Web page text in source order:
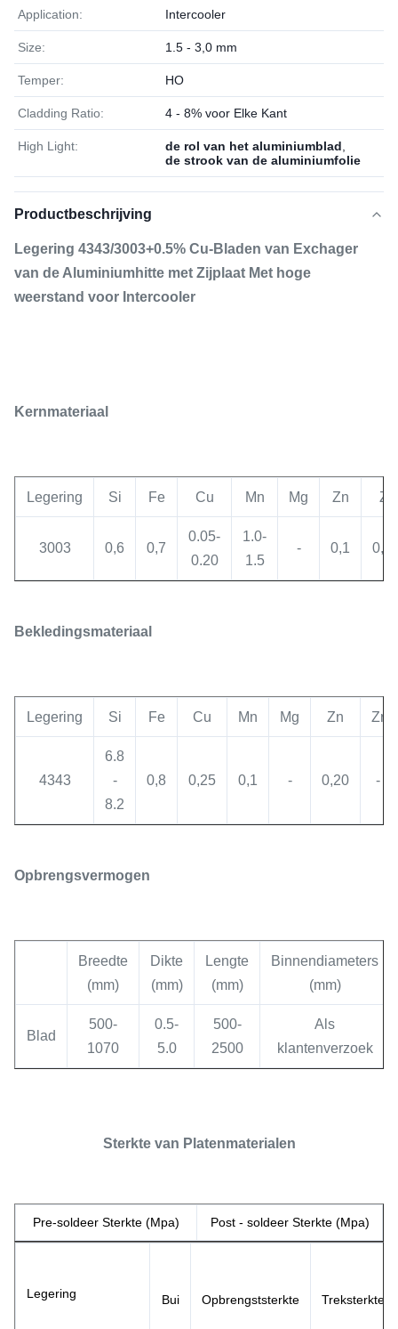
Application: Intercooler
Size: 1.5 - 3,0 mm
Temper: HO
Cladding Ratio: 4 - 8% voor Elke Kant
High Light: de rol van het aluminiumblad
de strook van de aluminiumfolie
Productbeschrijving
Legering 4343/3003+0.5% Cu-Bladen van Exchager
van de Aluminiumhitte met Zijplaat Met hoge
weerstand voor Intercooler
Kernmateriaal
Legering Si Fe Cu Mn Mg Zn Zr
3003 0,6 0,7
0.05-
0.20
1.0-
1.5
- 0,1
Bekledingsmateriaal
Legering Si Fe Cu Mn Mg Zn Zr
4343
6.8
-
8.2
0,8 0,25 0,1 - 0,20 -
Opbrengsvermogen
Breedte
(mm)
Dikte
(mm)
Lengte
(mm)
Binnendiameters
(mm)
Blad
500-
1070
0.5-
5.0
500-
2500
Als
klantenverzoek
Sterkte van Platenmaterialen
Pre-soldeer Sterkte (Mpa) Post - soldeer Sterkte (Mpa)
Legering Bui Opbrengststerkte Treksterkte